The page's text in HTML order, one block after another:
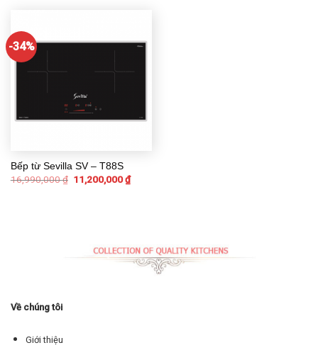
-34%
Bếp từ Sevilla SV – T88S
16,990,000₫ 11,200,000₫
Về chúng tôi
Giới thiệu